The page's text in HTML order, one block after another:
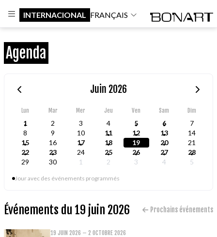
INTERNACIONAL FRANÇAIS
Agenda
Juin 2026
Lun Mar Mer Jeu Ven Sam Dim
1 2 3 4 5 6
7
8
9 10 11 12 13
14
15
16 17 18 19 20
21
22
23 24 25 26 27
28
29
30 1 2 3 4 5
Jour avec des événements programmés
Événements du 19 juin 2026 Prochains événements
19 JUIN 2026 – 2 OCTOBRE 2026